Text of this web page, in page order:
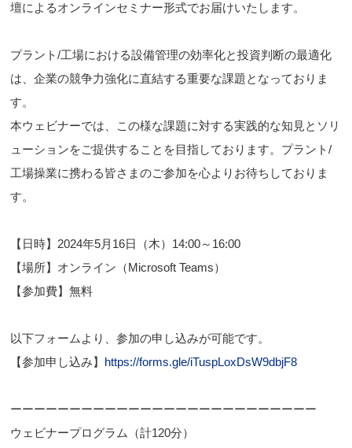
壇によるオンラインセミナー形式でお届けいたします。
プラント/工場における設備管理の効率化と投資判断の最適化
は、企業の競争力強化に直結する重要な課題となっておりま
す。
本ウェビナーでは、この様な課題に対する実践的な知見とソリ
ューションをご提供することを目指しております。プラント/
工場操業に携わる皆さまのご参加を心よりお待ちしておりま
す。
【日時】2024年5月16日（木）14:00～16:00
【場所】オンライン（Microsoft Teams）
【参加費】無料
以下フォームより、参加の申し込みが可能です。
【参加申し込み】 https://forms.gle/iTuspLoxDsW9dbjF8
ーーーーーーーーーーーーーーーーーーーーーーーーーー
ウェビナープログラム（計120分）